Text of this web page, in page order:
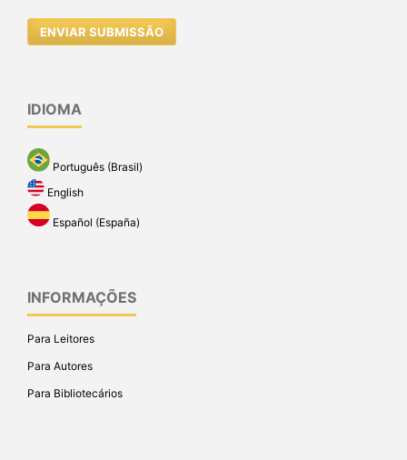
ENVIAR SUBMISSÃO
IDIOMA
Português (Brasil)
English
Español (España)
INFORMAÇÕES
Para Leitores
Para Autores
Para Bibliotecários